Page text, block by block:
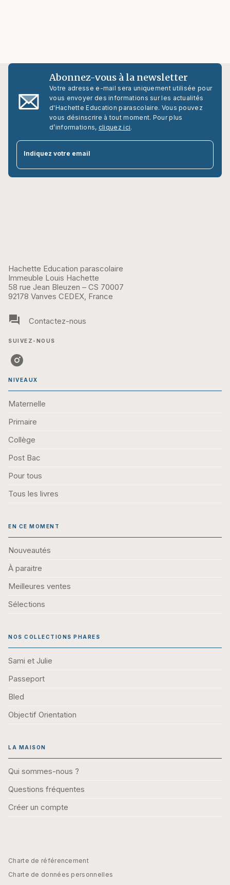
Abonnez-vous à la newsletter
Votre adresse e-mail sera uniquement utilisée pour
vous envoyer des informations sur les actualités
d'Hachette Education parascolaire. Vous pouvez
vous désinscrire à tout moment. Pour plus
d’informations, cliquez ici.
Indiquez votre email
Hachette Education parascolaire
Immeuble Louis Hachette
58 rue Jean Bleuzen – CS 70007
92178 Vanves CEDEX, France
question_answer Contactez-nous
SUIVEZ-NOUS
NIVEAUX
Maternelle
Primaire
Collège
Post Bac
Pour tous
Tous les livres
EN CE MOMENT
Nouveautés
À paraitre
Meilleures ventes
Sélections
NOS COLLECTIONS PHARES
Sami et Julie
Passeport
Bled
Objectif Orientation
LA MAISON
Qui sommes-nous ?
Questions fréquentes
Créer un compte
Charte de référencement
Charte de données personnelles